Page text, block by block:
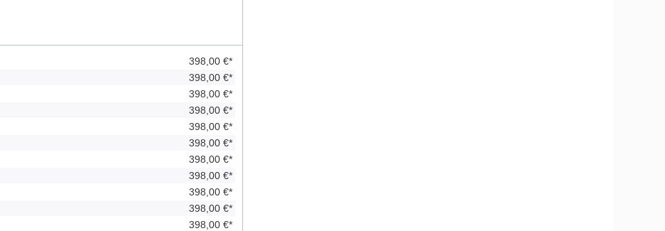
398,00 €*
398,00 €*
398,00 €*
398,00 €*
398,00 €*
398,00 €*
398,00 €*
398,00 €*
398,00 €*
398,00 €*
398,00 €*